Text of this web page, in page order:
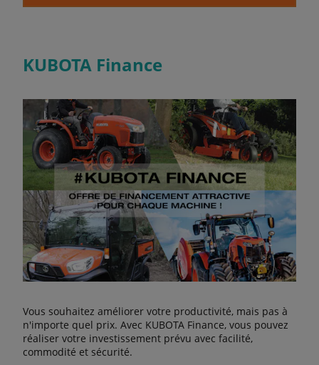
KUBOTA Finance
Vous souhaitez améliorer votre productivité, mais pas à
n'importe quel prix. Avec KUBOTA Finance, vous pouvez
réaliser votre investissement prévu avec facilité,
commodité et sécurité.